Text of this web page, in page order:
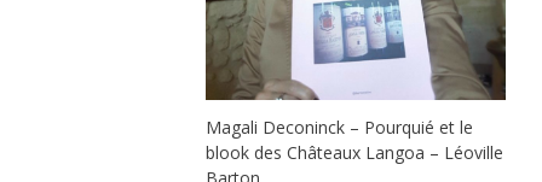
Magali Deconinck – Pourquié et le
blook des Châteaux Langoa – Léoville